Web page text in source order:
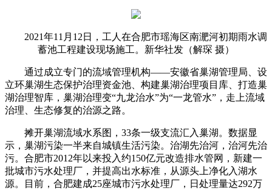
2021年11月12日，工人在合肥市瑶海区南淝河初期雨水调
蓄池工程建设现场施工。新华社发（解琛 摄）
通过成立专门的流域管理机构——安徽省巢湖管理局、设
立环巢湖生态保护治理资金池、构建巢湖治理项目库、打造巢
湖治理智库，巢湖治理变“九龙治水”为“一龙管水”，走上流域
治理、生态修复的治源之路。
摊开巢湖流域水系图，33条一级支流汇入巢湖。数据显
示，巢湖污染一半来自城镇生活污染。治湖先治河，治河先治
污。合肥市2012年以来投入约150亿元改造排水管网，新建一
批城市污水处理厂，并提高出水标准，从源头上净化入湖水
源。目前，合肥建成25座城市污水处理厂，日处理量达292万